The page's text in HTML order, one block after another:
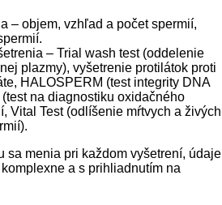
– objem, vzhľad a počet spermií,
– Trial wash test (oddelenie
plazmy), vyšetrenie protilátok proti
HALOSPERM (test integrity DNA
na diagnostiku oxidačného
Vital Test (odlíšenie mŕtvych a živých
sa menia pri každom vyšetrení, údaje
a s prihliadnutím na